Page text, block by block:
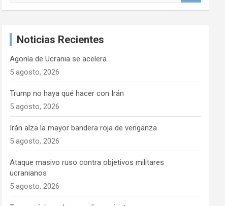
Noticias Recientes
Agonía de Ucrania se acelera
5 agosto, 2026
Trump no haya qué hacer con Irán
5 agosto, 2026
Irán alza la mayor bandera roja de venganza
5 agosto, 2026
Ataque masivo ruso contra objetivos militares
ucranianos
5 agosto, 2026